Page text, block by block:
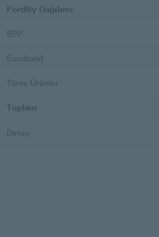
Portföy Dağılımı
BPP
Eurobond
Türev Ürünler
Toplam